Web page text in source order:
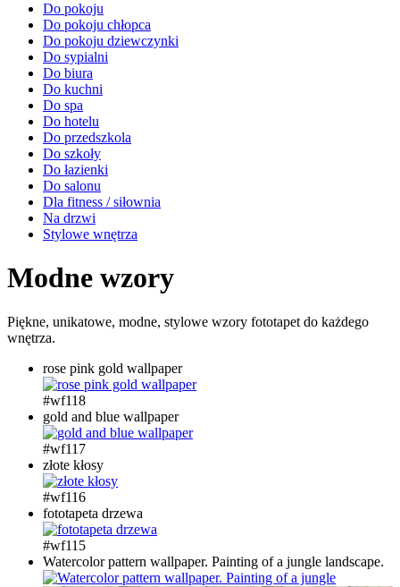
Do pokoju
Do pokoju chłopca
Do pokoju dziewczynki
Do sypialni
Do biura
Do kuchni
Do spa
Do hotelu
Do przedszkola
Do szkoły
Do łazienki
Do salonu
Dla fitness / siłownia
Na drzwi
Stylowe wnętrza
Modne wzory
Piękne, unikatowe, modne, stylowe wzory fototapet do każdego
wnętrza.
rose pink gold wallpaper
#wf118
gold and blue wallpaper
#wf117
złote kłosy
#wf116
fototapeta drzewa
#wf115
Watercolor pattern wallpaper. Painting of a jungle landscape.